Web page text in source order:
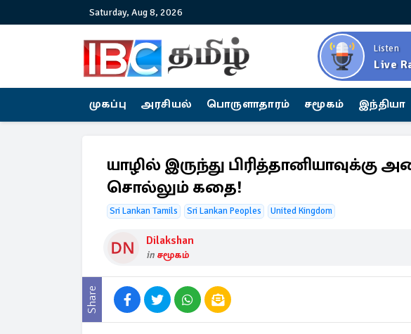
Saturday, Aug 8, 2026
Listen
Live
முகப்பு அரசியல் பொருளாதாரம் சமூகம் இந்தியா
யாழில் இருந்து
சொல்லும் கதை!
Sri Lankan Tamils Sri Lankan Peoples United Kingdom
Dilakshan
in சமூகம்
Share